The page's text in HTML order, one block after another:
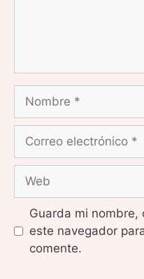
electrónico
Guarda mi nombre,
este navegador
comente.